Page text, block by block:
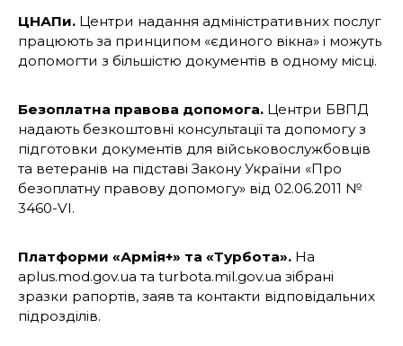
ЦНАПи. Центри надання адміністративних послуг
працюють за принципом «єдиного вікна» і можуть
допомогти з більшістю документів в одному місці.
Безоплатна правова допомога. Центри БВПД
надають безкоштовні консультації та допомогу з
підготовки документів для військовослужбовців
та ветеранів на підставі Закону України «Про
безоплатну правову допомогу» від 02.06.2011 №
3460-VI.
Платформи «Армія+» та «Турбота». На
aplus.mod.gov.ua та turbota.mil.gov.ua зібрані
зразки рапортів, заяв та контакти відповідальних
підрозділів.